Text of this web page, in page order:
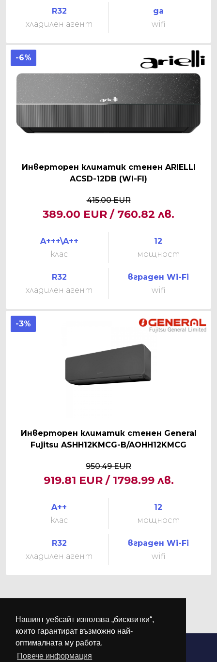
Нашият уебсайт използва „бисквитки“,
които гарантират възможно най-
оптималната му работа.
Повече информация
R32
хладилен агент
да
wifi
-6%
Инверторен климатик стенен ARIELLI
ACSD-12DB (WI-FI)
415.00 EUR
389.00 EUR / 760.82 лв.
A+++\A++
клас
12
мощност
R32
хладилен агент
вграден Wi-Fi
wifi
-3%
Инверторен климатик стенен General
Fujitsu ASHH12KMCG-B/AOHH12KMCG
950.49 EUR
919.81 EUR / 1798.99 лв.
A++
клас
12
мощност
R32
хладилен агент
вграден Wi-Fi
wifi